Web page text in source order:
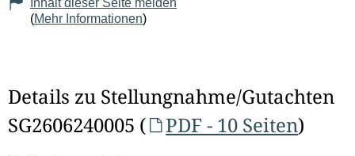
Inhalt dieser Seite melden
(Mehr Informationen)
Details zu Stellungnahme/Gutachten
SG2606240005 (
PDF - 10 Seiten)